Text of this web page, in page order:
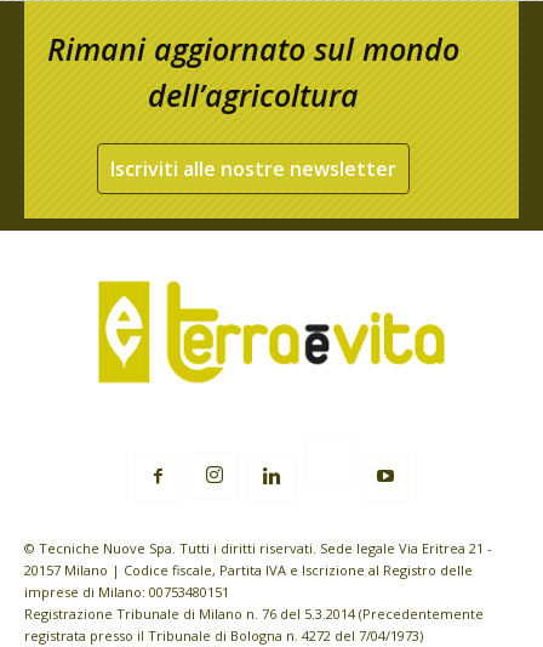
Rimani aggiornato sul mondo
dell’agricoltura
Iscriviti alle nostre newsletter
© Tecniche Nuove Spa. Tutti i diritti riservati. Sede legale Via Eritrea 21 -
20157 Milano | Codice fiscale, Partita IVA e Iscrizione al Registro delle
imprese di Milano: 00753480151
Registrazione Tribunale di Milano n. 76 del 5.3.2014 (Precedentemente
registrata presso il Tribunale di Bologna n. 4272 del 7/04/1973)